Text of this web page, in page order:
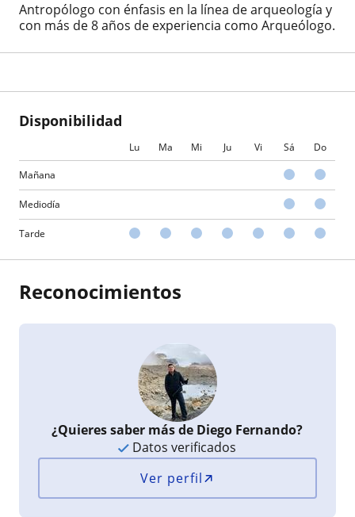
Disponibilidad
Lu Ma Mi Ju Vi Sá Do
Mañana
Mediodía
Tarde
Antropólogo con énfasis en la línea de arqueología y
con más de 8 años de experiencia como Arqueólogo.
Reconocimientos
¿Quieres saber más de Diego Fernando?
Datos verificados
Ver perfil